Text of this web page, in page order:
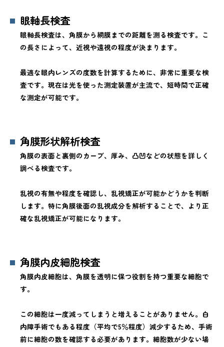
眼軸長検査
眼軸長検査は、角膜から網膜までの距離を測る検査です。こ
の長さによって、近視や遠視の程度が決まります。
最適な眼内レンズの度数を計算するために、非常に重要な検
査です。現在は光を使った測定装置が主流で、短時間で正確
な測定が可能です。
角膜形状解析検査
角膜の表面と裏側のカーブ、厚み、凸凹などの状態を詳しく
調べる検査です。
乱視の有無や程度を確認し、乱視矯正が可能かどうかを判断
します。特に角膜後面の乱視成分を解析することで、より正
確な乱視矯正が可能になります。
角膜内皮細胞検査
角膜内皮細胞は、角膜を透明に保つ役割を持つ重要な細胞で
す。
この細胞は一度減ってしまうと増えることがありません。白
内障手術でもある程度（平均で5％程度）減少するため、手術
前に細胞の数を確認する必要があります。細胞数が少ない場